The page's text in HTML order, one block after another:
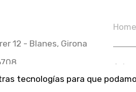
12 - Blanes, Girona
Home
tecnologías para que